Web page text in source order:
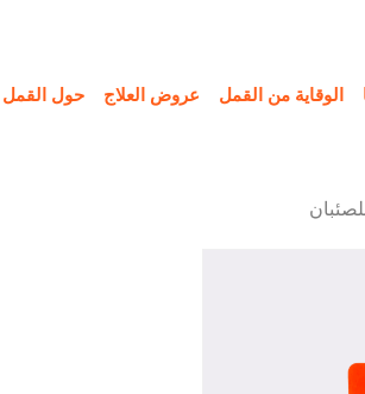
الوقاية من القمل عروض العلاج حول القمل